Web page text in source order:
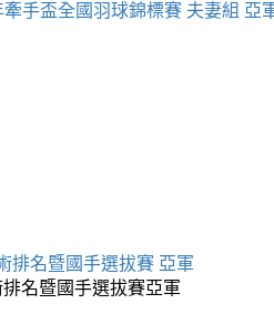
手盃全國羽球錦標賽 夫妻組 亞
排名暨國手選拔賽 亞軍
名暨國手選拔賽亞軍